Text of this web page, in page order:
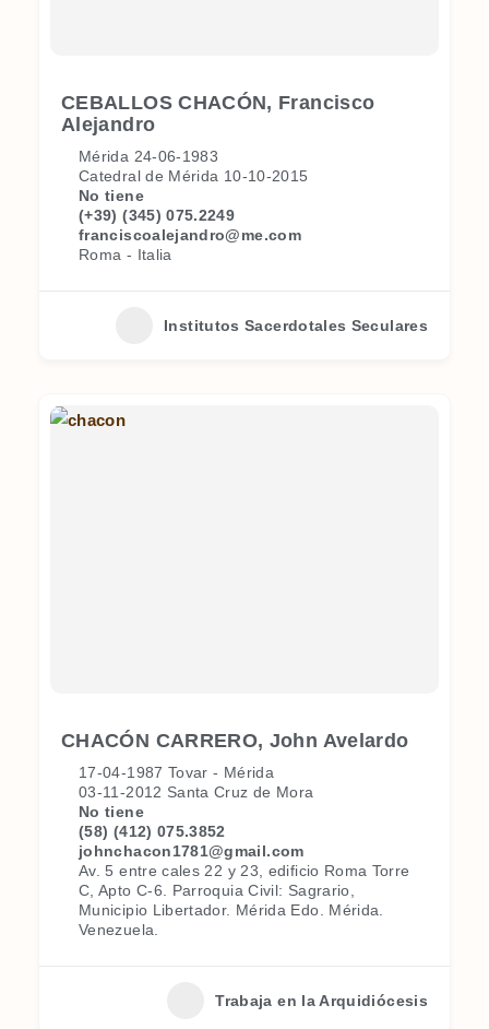
CEBALLOS CHACÓN, Francisco
Alejandro
Mérida 24-06-1983
Catedral de Mérida 10-10-2015
No tiene
(+39) (345) 075.2249
franciscoalejandro@me.com
Roma - Italia
Institutos Sacerdotales Seculares
CHACÓN CARRERO, John Avelardo
17-04-1987 Tovar - Mérida
03-11-2012 Santa Cruz de Mora
No tiene
(58) (412) 075.3852
johnchacon1781@gmail.com
Av. 5 entre cales 22 y 23, edificio Roma Torre
C, Apto C-6. Parroquia Civil: Sagrario,
Municipio Libertador. Mérida Edo. Mérida.
Venezuela.
Trabaja en la Arquidiócesis